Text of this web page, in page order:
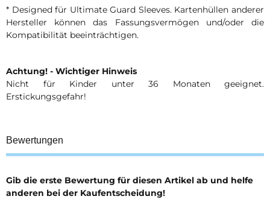
* Designed für Ultimate Guard Sleeves. Kartenhüllen anderer
Hersteller können das Fassungsvermögen und/oder die
Kompatibilität beeinträchtigen.
Achtung! - Wichtiger Hinweis
Nicht für Kinder unter 36 Monaten geeignet.
Erstickungsgefahr!
Bewertungen
Gib die erste Bewertung für diesen Artikel ab und helfe
anderen bei der Kaufentscheidung!